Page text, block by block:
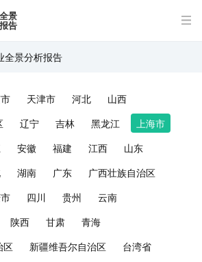
景
告
全景分析报告
天津市 河北
山西
辽宁 吉林 黑龙江
上海市
安徽 福建 江西
山东
湖南 广东
广西壮族自治区
四川 贵州
云南
陕西 甘肃
青海
区
新疆维吾尔自治区
台湾省